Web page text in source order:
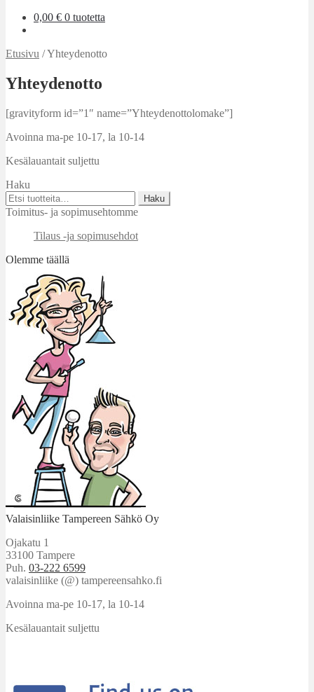
0,00 € 0 tuotetta
Etusivu /Yhteydenotto
Yhteydenotto
[gravityform id=”1″ name=”Yhteydenottolomake”]
Avoinna ma-pe 10-17, la 10-14
Kesälauantait suljettu
Haku
Etsi:
Haku
Toimitus- ja sopimusehtomme
Tilaus -ja sopimusehdot
Olemme täällä
Valaisinliike Tampereen Sähkö Oy
Ojakatu 1
33100 Tampere
Puh. 03-222 6599
valaisinliike (@) tampereensahko.fi
Avoinna ma-pe 10-17, la 10-14
Kesälauantait suljettu